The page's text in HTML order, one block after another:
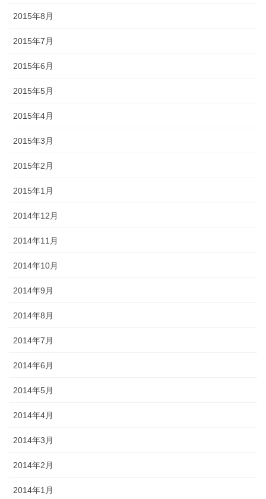
2015年8月
2015年7月
2015年6月
2015年5月
2015年4月
2015年3月
2015年2月
2015年1月
2014年12月
2014年11月
2014年10月
2014年9月
2014年8月
2014年7月
2014年6月
2014年5月
2014年4月
2014年3月
2014年2月
2014年1月